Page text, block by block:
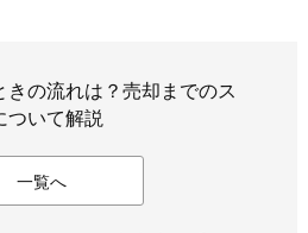
きの流れは？売却までのス
ついて解説
一覧へ